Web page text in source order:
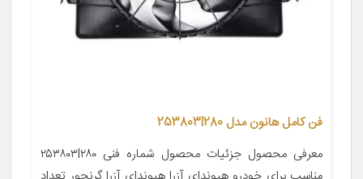
فن کامل هانون مدل 253803l280
معرفی محصول جزئیات محصول شماره فنی ۲۵۳۸۰۳l۲۸۰